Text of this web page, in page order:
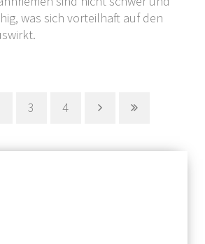
was sich vorteilhaft auf den
3 4